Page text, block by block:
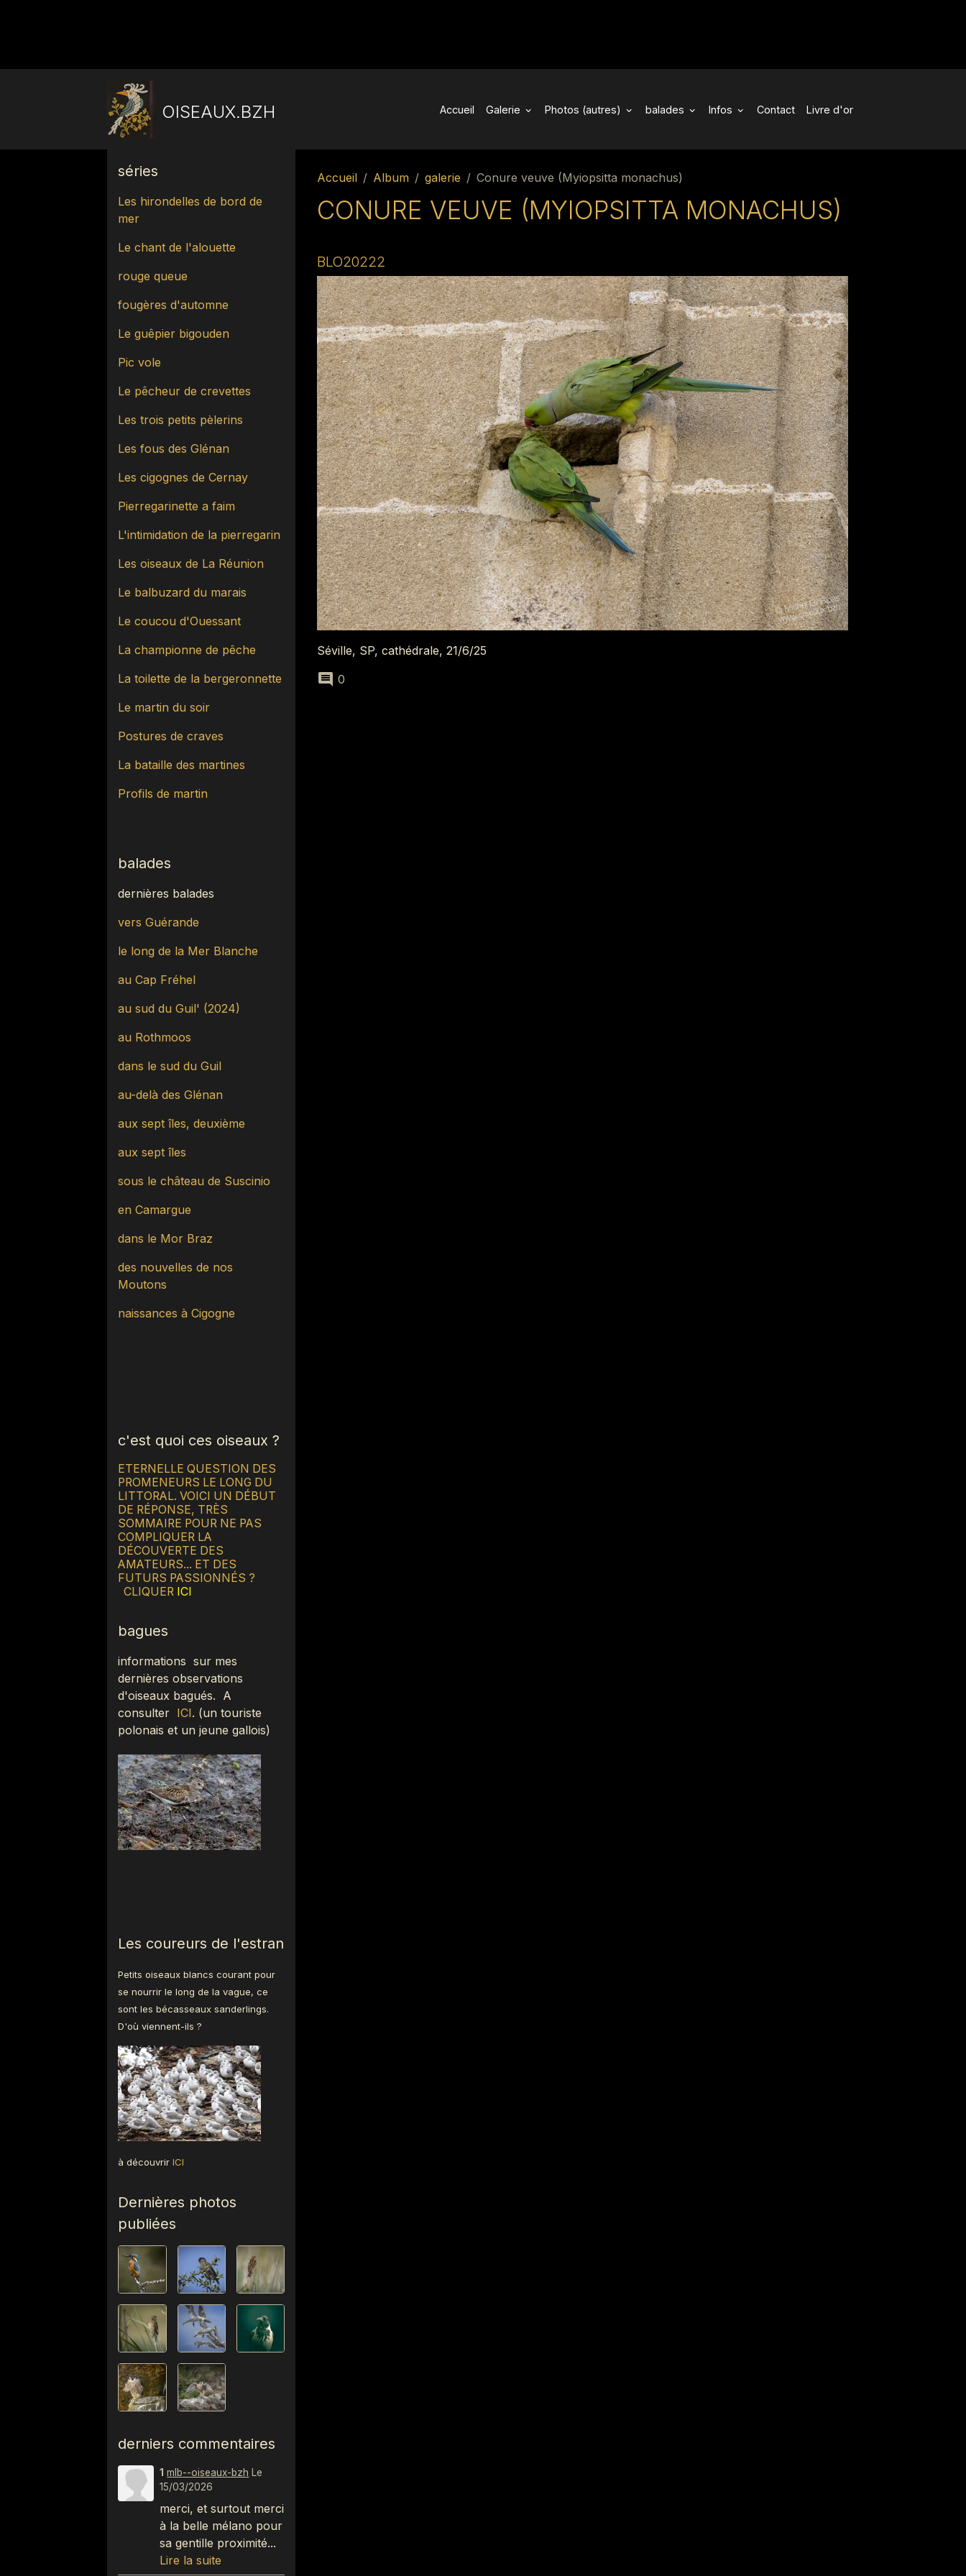
OISEAUX.BZH Accueil Galerie Photos (autres) balades Infos Contact Livre d'or
Accueil Album galerie Conure veuve (Myiopsitta monachus)
CONURE VEUVE (MYIOPSITTA MONACHUS)
BLO20222
Séville, SP, cathédrale, 21/6/25
0
séries
Les hirondelles de bord de
mer
Le chant de l'alouette
rouge queue
fougères d'automne
Le guêpier bigouden
Pic vole
Le pêcheur de crevettes
Les trois petits pèlerins
Les fous des Glénan
Les cigognes de Cernay
Pierregarinette a faim
L'intimidation de la pierregarin
Les oiseaux de La Réunion
Le balbuzard du marais
Le coucou d'Ouessant
La championne de pêche
La toilette de la bergeronnette
Le martin du soir
Postures de craves
La bataille des martines
Profils de martin
balades
dernières balades
vers Guérande
le long de la Mer Blanche
au Cap Fréhel
au sud du Guil' (2024)
au Rothmoos
dans le sud du Guil
au-delà des Glénan
aux sept îles, deuxième
aux sept îles
sous le château de Suscinio
en Camargue
dans le Mor Braz
des nouvelles de nos
Moutons
naissances à Cigogne
c'est quoi ces oiseaux ?
ETERNELLE QUESTION DES
PROMENEURS LE LONG DU
LITTORAL. VOICI UN DÉBUT
DE RÉPONSE, TRÈS
SOMMAIRE POUR NE PAS
COMPLIQUER LA
DÉCOUVERTE DES
AMATEURS... ET DES
FUTURS PASSIONNÉS ?
CLIQUER ICI
bagues
informations sur mes
dernières observations
d'oiseaux bagués. A
consulter ICI. (un touriste
polonais et un jeune gallois)
Les coureurs de l'estran
Petits oiseaux blancs courant pour
se nourrir le long de la vague, ce
sont les bécasseaux sanderlings.
D'où viennent-ils ?
à découvrirICI
Dernières photos
publiées
derniers commentaires
1 mlb--oiseaux-bzh Le
15/03/2026
merci, et surtout merci
à la belle mélano pour
sa gentille proximité...
Lire la suite